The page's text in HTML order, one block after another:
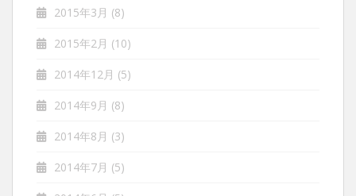
2015年3月 (8)
2015年2月 (10)
2014年12月 (5)
2014年9月 (8)
2014年8月 (3)
2014年7月 (5)